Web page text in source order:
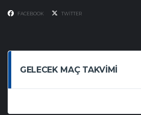
FACEBOOK TWITTER
GELECEK MAÇ TAKVIMI